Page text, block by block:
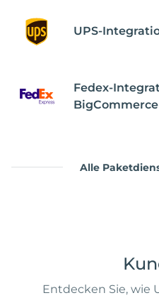
UPS-
Fedex-
BigCommerce
Alle
Entdecken Sie, wie